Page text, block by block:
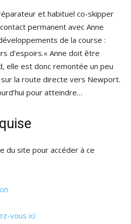
et habituel co-skipper
permanent avec Anne
de la course :
d’espoirs.« Anne doit être
elle est donc remontée un peu
la route directe vers Newport.
pour atteindre…
du site pour accéder à ce
vous ici